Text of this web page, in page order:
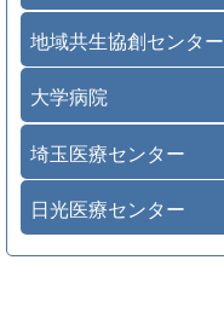
地域共生協創センター
大学病院
埼玉医療センター
日光医療センター